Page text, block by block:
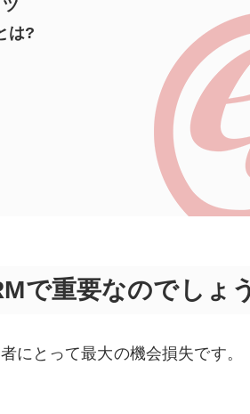
は?
で重要なのでしょ
にとって最大の機会損失です。